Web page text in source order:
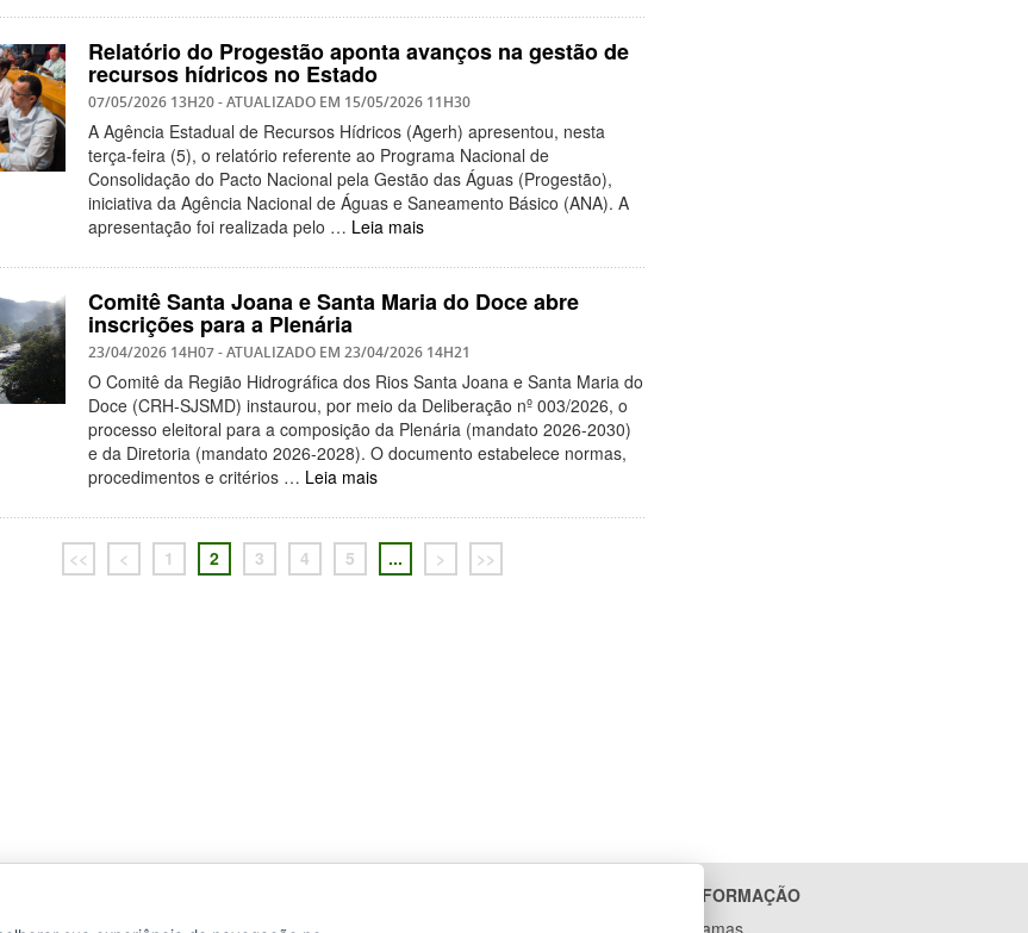
Relatório do Progestão aponta avanços na gestão de
recursos hídricos no Estado
07/05/2026 13H20- ATUALIZADO EM 15/05/2026 11H30
A Agência Estadual de Recursos Hídricos (Agerh) apresentou, nesta
terça-feira (5), o relatório referente ao Programa Nacional de
Consolidação do Pacto Nacional pela Gestão das Águas (Progestão),
iniciativa da Agência Nacional de Águas e Saneamento Básico (ANA). A
apresentação foi realizada pelo … Leia mais
Comitê Santa Joana e Santa Maria do Doce abre
inscrições para a Plenária
23/04/2026 14H07- ATUALIZADO EM23/04/2026 14H21
O Comitê da Região Hidrográfica dos Rios Santa Joana e Santa Maria do
Doce (CRH-SJSMD) instaurou, por meio da Deliberação nº 003/2026, o
processo eleitoral para a composição da Plenária (mandato 2026-2030)
e da Diretoria (mandato 2026-2028). O documento estabelece normas,
procedimentos e critérios … Leia mais
<< < 1 2 3 4 5 ... > >>
ACESSO À INFORMAÇÃO
Ações e Programas